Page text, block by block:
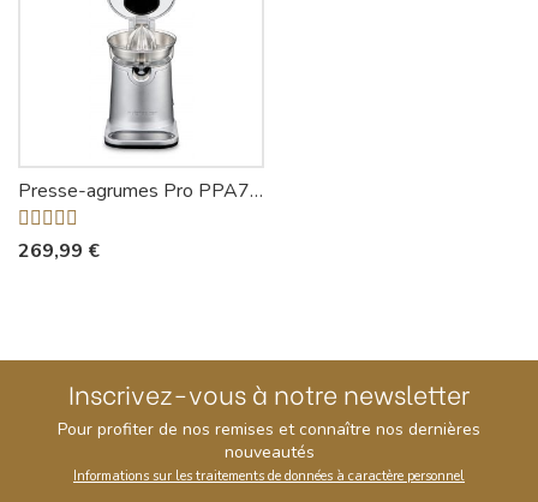
Presse-agrumes Pro PPA760 - Riviera-et-Bar
269,99 €
Inscrivez-vous à notre newsletter
Pour profiter de nos remises et connaître nos dernières
nouveautés
Informations sur les traitements de données à caractère personnel